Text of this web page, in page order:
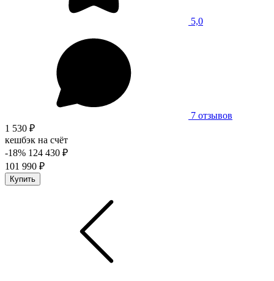
5,0
7 отзывов
1 530 ₽
кешбэк на счёт
-18% 124 430 ₽
101 990 ₽
Купить